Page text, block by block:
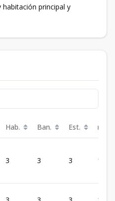
habitación principal y
Hab. Ban. Est. m²
3 3 3 149